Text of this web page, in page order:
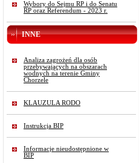
Wybory do Sejmu RP i do Senatu
RP oraz Referendum - 2023 r.
INNE
Analiza zagrożeń dla osób
przebywających na obszarach
wodnych na terenie Gminy
Chorzele
KLAUZULA RODO
Instrukcja BIP
Informacje nieudostępnione w
BIP